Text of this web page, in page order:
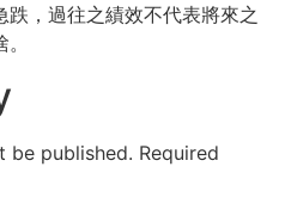
，過往之績效不代表將來之
be published. Required